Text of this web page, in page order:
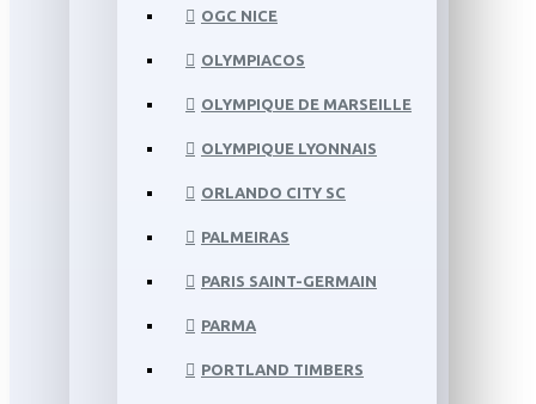
OGC NICE
OLYMPIACOS
OLYMPIQUE DE MARSEILLE
OLYMPIQUE LYONNAIS
ORLANDO CITY SC
PALMEIRAS
PARIS SAINT-GERMAIN
PARMA
PORTLAND TIMBERS